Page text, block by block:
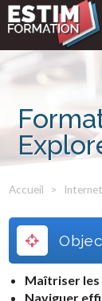
Accueil Internet
Maîtriser
Naviguer